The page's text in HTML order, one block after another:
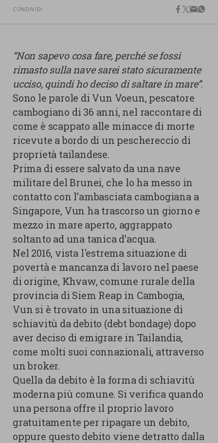
PARTECIPA
Ufficio Stampa
Centro studi
Aziende e Fondazioni
Trasparenza
Lavora con noi
CERCACARRELLO
Cookie di Analisi
Cookie di marketing
Cookie di terze parti
CONDIVIDI facebook
twitter
email
“Non sapevo cosa fare, perché se fossi
rimasto sulla nave sarei stato sicuramente
ucciso, quindi ho deciso di saltare in mare”.
Sono le parole di Vun Voeun, pescatore
cambogiano di 36 anni, nel raccontare di
come è scappato alle minacce di morte
ricevute a bordo di un peschereccio di
proprietà tailandese.
Prima di essere salvato da una nave
militare del Brunei, che lo ha messo in
contatto con l’ambasciata cambogiana a
Singapore, Vun ha trascorso un giorno e
mezzo in mare aperto, aggrappato
soltanto ad una tanica d’acqua.
Nel 2016, vista l'estrema situazione di
povertà e mancanza di lavoro nel paese
di origine, Khvaw, comune rurale della
provincia di Siem Reap in Cambogia,
Vun si è trovato in una situazione di
schiavitù da debito (debt bondage) dopo
aver deciso di emigrare in Tailandia,
come molti suoi connazionali, attraverso
un broker.
Quella da debito è la forma di schiavitù
moderna più comune. Si verifica quando
una persona offre il proprio lavoro
gratuitamente per ripagare un debito,
oppure questo debito viene detratto dalla